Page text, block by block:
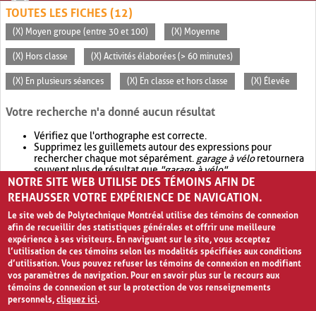
TOUTES LES FICHES (12)
(X) Moyen groupe (entre 30 et 100) (X) Moyenne
(X) Hors classe (X) Activités élaborées (> 60 minutes)
(X) En plusieurs séances (X) En classe et hors classe (X) Élevée
Votre recherche n'a donné aucun résultat
Vérifiez que l'orthographe est correcte.
Supprimez les guillemets autour des expressions pour
rechercher chaque mot séparément. garage à véloretournera
souvent plus de résultat que"garage à vélo".
Envisagez d'élargir votre recherche avec OR.garage OR vélo
retournera souvent plus de résultat quegarage à vélo
NOTRE SITE WEB UTILISE DES TÉMOINS AFIN DE
REHAUSSER VOTRE EXPÉRIENCE DE NAVIGATION.
Le site web de Polytechnique Montréal utilise des témoins de connexion
afin de recueillir des statistiques générales et offrir une meilleure
expérience à ses visiteurs. En naviguant sur le site, vous acceptez
l’utilisation de ces témoins selon les modalités spécifiées aux conditions
d’utilisation. Vous pouvez refuser les témoins de connexion en modifiant
vos paramètres de navigation. Pour en savoir plus sur le recours aux
témoins de connexion et sur la protection de vos renseignements
personnels,cliquez ici.